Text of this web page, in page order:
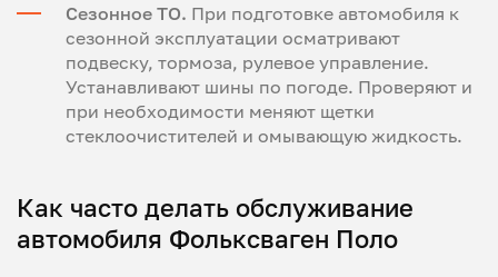
Сезонное ТО. При подготовке автомобиля к
сезонной эксплуатации осматривают
подвеску, тормоза, рулевое управление.
Устанавливают шины по погоде. Проверяют и
при необходимости меняют щетки
стеклоочистителей и омывающую жидкость.
Как часто делать обслуживание
автомобиля Фольксваген Поло